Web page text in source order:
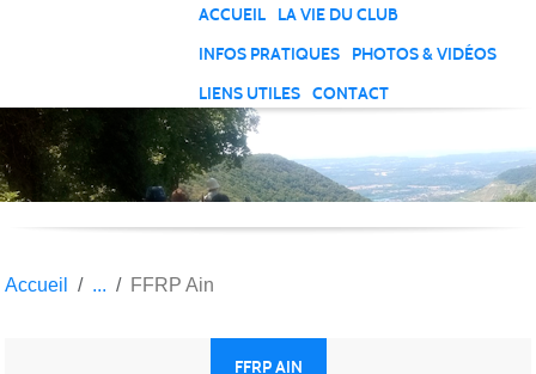
ACCUEIL
LA VIE DU CLUB
INFOS PRATIQUES
PHOTOS & VIDÉOS
LIENS UTILES
CONTACT
Accueil FFRP Ain
FFRP AIN
Panneau de gestion des cookies